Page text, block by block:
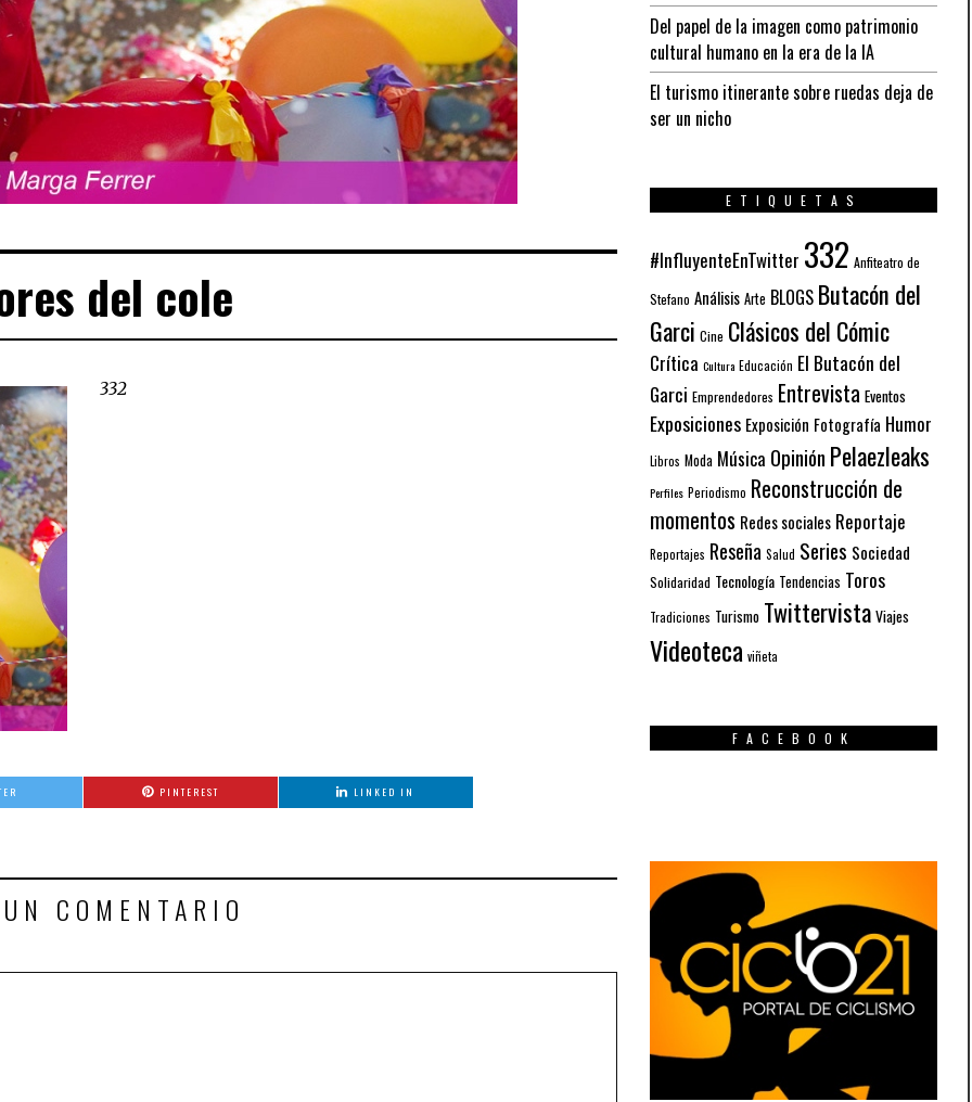
del cole
332
PINTEREST LINKED IN
COMENTARIO
Del papel de la imagen como patrimonio
cultural humano en la era de la IA
El turismo itinerante sobre ruedas deja de
ser un nicho
ETIQUETAS
#InfluyenteEnTwitter 332 Anfiteatro de
Stefano Análisis Arte BLOGS Butacón del
Garci Cine Clásicos del Cómic
Crítica Cultura Educación El Butacón del
Garci Emprendedores Entrevista Eventos
Exposiciones Exposición Fotografía Humor
Libros Moda Música Opinión Pelaezleaks
Perfiles Periodismo Reconstrucción de
momentos Redes sociales Reportaje
Reportajes Reseña Salud Series Sociedad
Solidaridad Tecnología Tendencias Toros
Tradiciones Turismo Twittervista Viajes
Videoteca viñeta
FACEBOOK